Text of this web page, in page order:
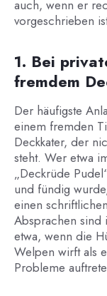
auch, wenn er
vorgeschrieben
1. Bei
fremdem
Der häufigste
einem fremden
Deckkater, der
steht. Wer etwa
„Deckrüde
und fündig
einen
Absprachen sind
etwa, wenn die
Welpen wirft als
Probleme